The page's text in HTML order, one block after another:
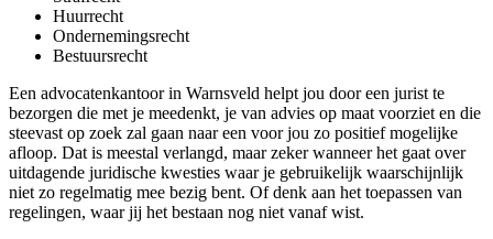
Huurrecht
Ondernemingsrecht
Bestuursrecht
Een advocatenkantoor in Warnsveld helpt jou door een jurist te
bezorgen die met je meedenkt, je van advies op maat voorziet en die
steevast op zoek zal gaan naar een voor jou zo positief mogelijke
afloop. Dat is meestal verlangd, maar zeker wanneer het gaat over
uitdagende juridische kwesties waar je gebruikelijk waarschijnlijk
niet zo regelmatig mee bezig bent. Of denk aan het toepassen van
regelingen, waar jij het bestaan nog niet vanaf wist.